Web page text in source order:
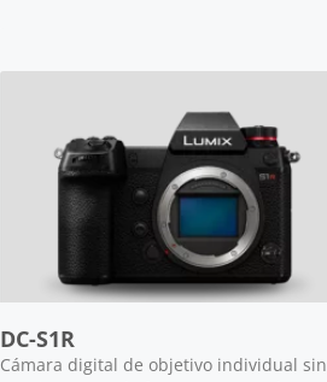
DC-S1R
Cámara digital de objetivo individual sin